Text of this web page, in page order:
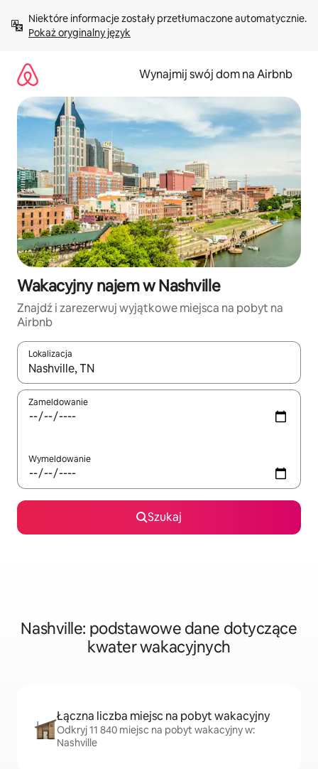
treści Pokaż oryginalny język
Wynajmij swój dom na Airbnb
Wakacyjny najem w Nashville
Znajdź i zarezerwuj wyjątkowe miejsca na pobyt na
Airbnb
Lokalizacja
Gdy wyniki będą dostępne, możesz poruszać się po nich za
Zameldowanie
Wymeldowanie
Szukaj
Nashville: podstawowe dane dotyczące
kwater wakacyjnych
Łączna liczba miejsc na pobyt wakacyjny
Odkryj 11 840 miejsc na pobyt wakacyjny w:
Nashville